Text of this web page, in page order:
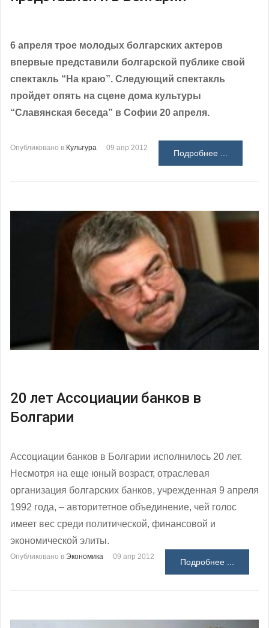
6 апреля трое молодых болгарских актеров
впервые представили болгарской публике свой
спектакль “На краю”. Следующий спектакль
пройдет опять на сцене дома культуры
“Славянская беседа” в Софии 20 апреля.
Опубликовано в Культура 09 апр 2012
Подробнее ...
20 лет Ассоциации банков в
Болгарии
Ассоциации банков в Болгарии исполнилось 20 лет.
Несмотря на еще юный возраст, отраслевая
организация болгарских банков, учрежденная 9 апреля
1992 года, – авторитетное объединение, чей голос
имеет вес среди политической, финансовой и
экономической элиты.
Опубликовано в Экономика 09 апр 2012
Подробнее ...